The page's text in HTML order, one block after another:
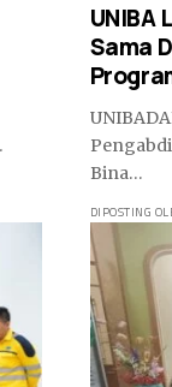
UNIBA
Sama
Bina…
DIPOSTING